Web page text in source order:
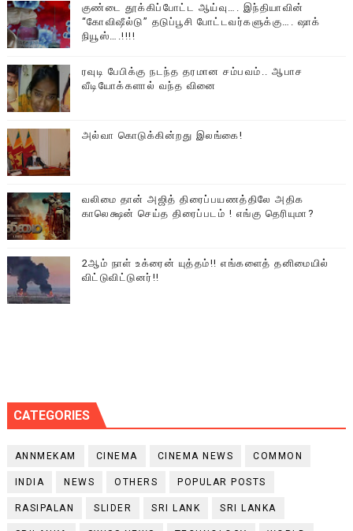
குண்டை தூக்கிப்போட்ட ஆய்வு…. இந்தியாவின்
“கோவிஷீல்டு” தடுப்பூசி போட்டவர்களுக்கு…. ஷாக்
நியூஸ்….!!!!
ரவுடி பேபிக்கு நடந்த தரமான சம்பவம்.. ஆபாச
வீடியோக்களால் வந்த வினை
அல்வா கொடுக்கின்றது இலங்கை!
வலிமை தான் அஜித் திரைப்பயணத்திலே அதிக
காலெக்ஷன் செய்த திரைப்படம் ! எங்கு தெரியுமா?
2ஆம் நாள் உக்ரைன் யுத்தம்!! எங்களைத் தனிமையில்
விட்டுவிட்டுனர்!!
CATEGORIES
ANNMEKAM CINEMA CINEMA NEWS COMMON
INDIA NEWS OTHERS POPULAR POSTS
RASIPALAN SLIDER SRI LANK SRI LANKA